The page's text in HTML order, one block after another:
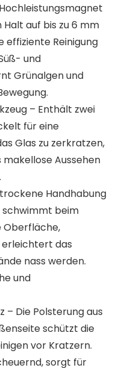
auf bis zu 6 mm
effiziente Reinigung
und
Grünalgen und
– Enthält zwei
für eine
Glas zu zerkratzen,
Aussehen
Handhabung
schwimmt beim
Oberfläche,
erleichtert das
nass werden.
und
– Die Polsterung aus
schützt die
vor Kratzern.
sorgt für